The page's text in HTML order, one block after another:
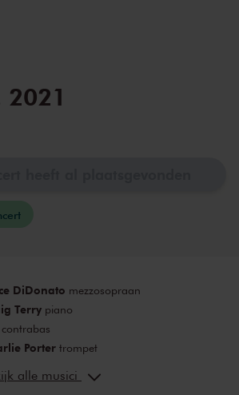
DiDonato mezzosopraan
Terrypiano
contrabas
Portertrompet
Madison
Grecobandoneon
alle musici